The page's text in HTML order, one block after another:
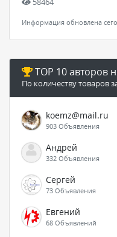
Информация обновлена
TOP 10 авторов
По количеству товаров
koemz@mail.ru
903 Объявления
Андрей
332 Объявления
Сергей
73 Объявления
Евгений
68 Объявлений